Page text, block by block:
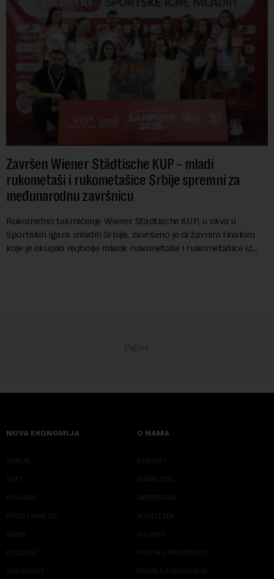
Završen Wiener Städtische KUP – mladi
rukometaši i rukometašice Srbije spremni za
međunarodnu završnicu
Rukometno takmičenje Wiener Städtische KUP, u okviru
Sportskih igara mladih Srbije, završeno je državnim finalom
koje je okupilo najbolje mlade rukometaše i rukometašice iz
NOVA EKONOMIJA
SRBIJA
SVET
KOLUMNE
PRIČE I ANALIZE
VIDEO
PODCAST
ODRŽIVOST
O NAMA
KONTAKT
MARKETING
IMPRESSUM
NJUZLETER
KLIJENTI
POLITIKA PRIVATNOSTI
PRAVILA KORIŠĆENJA